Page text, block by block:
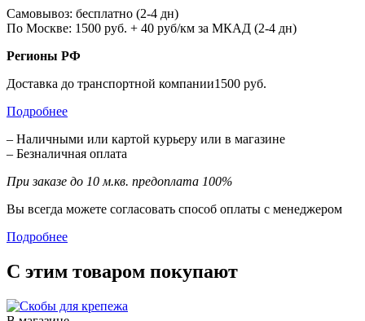
Самовывоз: бесплатно (2-4 дн)
По Москве: 1500 руб. + 40 руб/км за МКАД (2-4 дн)
Регионы РФ
Доставка до транспортной компании1500 руб.
Подробнее
– Наличными или картой курьеру или в магазине
– Безналичная оплата
При заказе до 10 м.кв. предоплата 100%
Вы всегда можете согласовать способ оплаты с менеджером
Подробнее
С этим товаром покупают